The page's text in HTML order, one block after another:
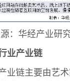
：华经产业研
业产业链
业链主要由艺